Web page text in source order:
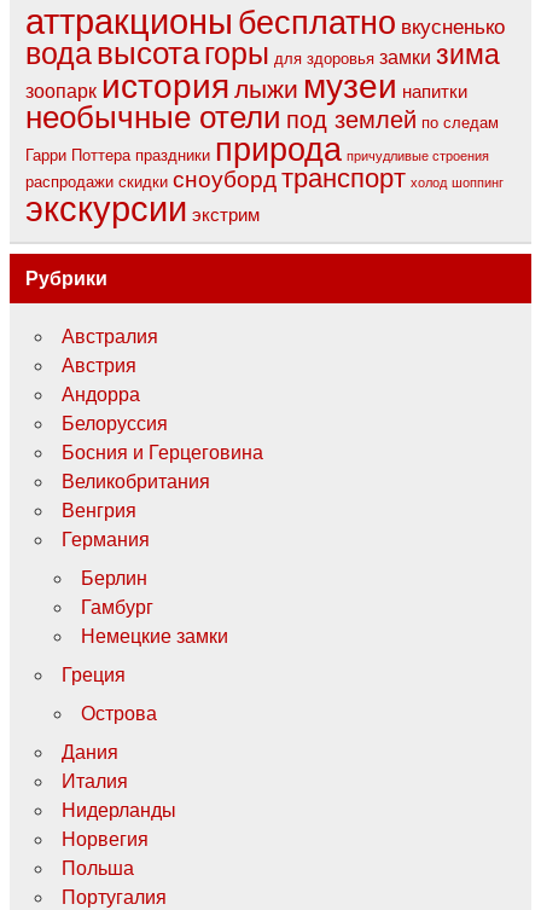
аттракционы бесплатно вкусненько
водавысотагоры для здоровья замки зима
зоопарк история лыжи музеи напитки
необычные отели под землей по следам
Гарри Поттера праздники природа причудливые строения
распродажи скидки сноуборд транспорт холод шоппинг
экскурсии экстрим
Рубрики
Австралия
Австрия
Андорра
Белоруссия
Босния и Герцеговина
Великобритания
Венгрия
Германия
Берлин
Гамбург
Немецкие замки
Греция
Острова
Дания
Италия
Нидерланды
Норвегия
Польша
Португалия